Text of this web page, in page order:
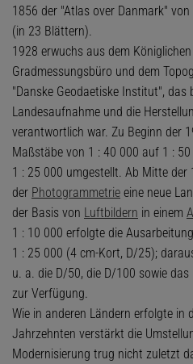
1856 der "Atlas over Danmark"
(in 23 Blättern).
1928 erwuchs aus dem
Gradmessungsbüro und dem
"Danske Geodaetiske Institut", das
Landesaufnahme und die
verantwortlich war. Zu Beginn der
Maßstäbe von 1 : 40 000 auf 1 :
1 : 25 000 umgestellt. Ab Mitte
der Photogrammetrie eine neue
der Basis von Luftbildern in einem
1 : 10 000 erfolgte die
1 : 25 000 (4 cm-Kort, D/25);
u. a. die D/50, die D/100 sowie
zur Verfügung.
Wie in anderen Ländern erfolgte in
Jahrzehnten verstärkt die
Modernisierung trug nicht zuletzt